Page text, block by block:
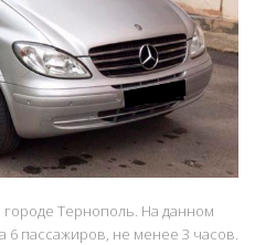
городе Тернополь. На данном
6 пассажиров, не менее 3 часов.